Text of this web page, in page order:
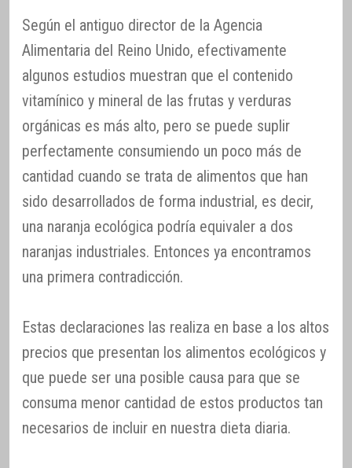
Según el antiguo director de la Agencia
Alimentaria del Reino Unido, efectivamente
algunos estudios muestran que el contenido
vitamínico y mineral de las frutas y verduras
orgánicas es más alto, pero se puede suplir
perfectamente consumiendo un poco más de
cantidad cuando se trata de alimentos que han
sido desarrollados de forma industrial, es decir,
una naranja ecológica podría equivaler a dos
naranjas industriales. Entonces ya encontramos
una primera contradicción.
Estas declaraciones las realiza en base a los altos
precios que presentan los alimentos ecológicos y
que puede ser una posible causa para que se
consuma menor cantidad de estos productos tan
necesarios de incluir en nuestra dieta diaria.